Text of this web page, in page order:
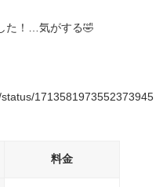
た！…気がする🤣
1713581973552373945
料金